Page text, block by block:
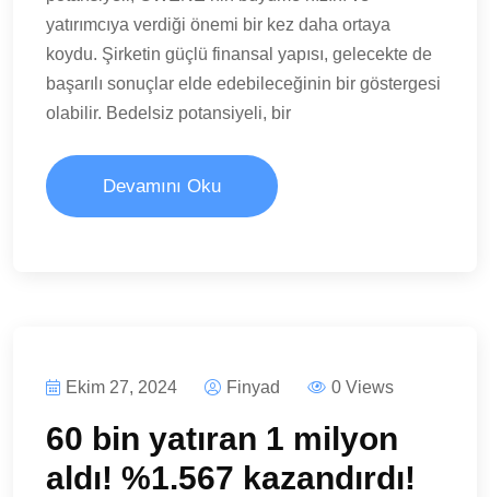
yatırımcıya verdiği önemi bir kez daha ortaya
koydu. Şirketin güçlü finansal yapısı, gelecekte de
başarılı sonuçlar elde edebileceğinin bir göstergesi
olabilir. Bedelsiz potansiyeli, bir
Devamını Oku
Ekim 27, 2024 Finyad 0 Views
60 bin yatıran 1 milyon
aldı! %1.567 kazandırdı!